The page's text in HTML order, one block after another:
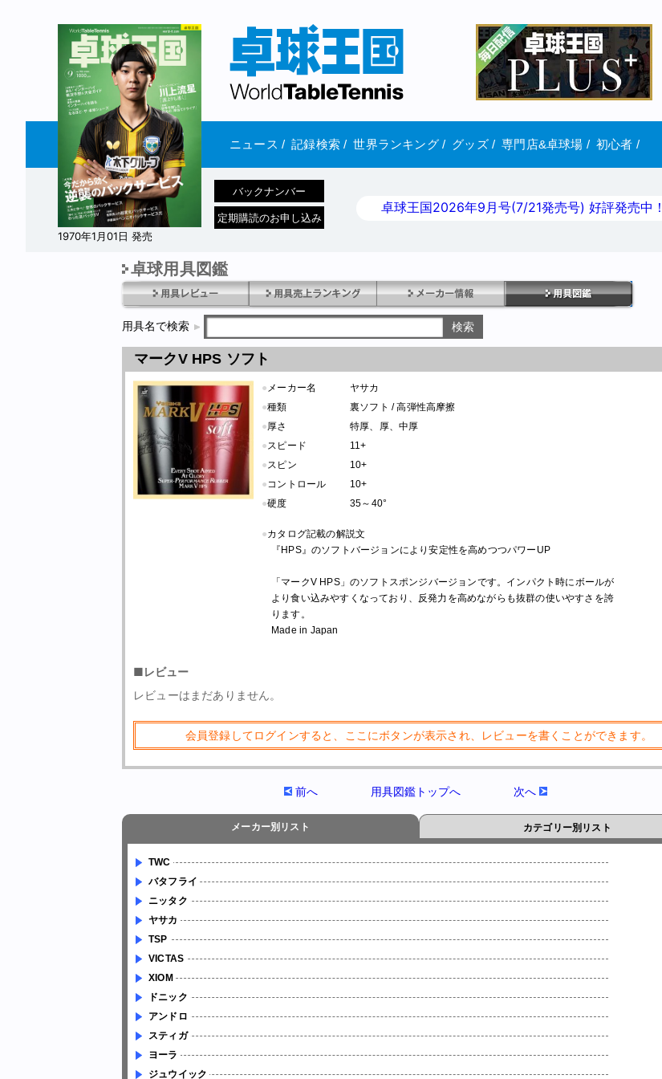
ニュース / 記録検索 / 世界ランキング/ グッズ/ 専門店&卓球場 / 初心者 /
1970年1月01日 発売
バックナンバー
定期購読のお申し込み
卓球王国2026年9月号(7/21発売号) 好評発売中！
卓球用具図鑑
用具名で検索
マークV HPS ソフト
● メーカー名
ヤサカ
●種類
裏ソフト / 高弾性高摩擦
●厚さ
特厚、厚、中厚
●スピード
11+
●スピン
10+
●コントロール
10+
●硬度 35～40°
●カタログ記載の解説文
『HPS』のソフトバージョンにより安定性を高めつつパワーUP
「マークV HPS」のソフトスポンジバージョンです。インパクト時にボールが
より食い込みやすくなっており、反発力を高めながらも抜群の使いやすさを誇
ります。
Made in Japan
■レビュー
レビューはまだありません。
会員登録してログインすると、ここにボタンが表示され、レビューを書くことができます。
前へ 用具図鑑トップへ 次へ
メーカー別リスト カテゴリー別リスト
TWC
バタフライ
ニッタク
ヤサカ
TSP
VICTAS
XIOM
ドニック
アンドロ
スティガ
ヨーラ
ジュウイック